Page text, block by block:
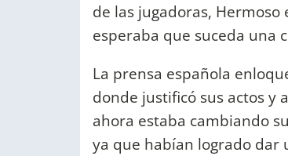
de las jugadoras,
esperaba que suceda una
La prensa española
donde justificó sus actos y
ahora estaba cambiando
ya que habían logrado dar